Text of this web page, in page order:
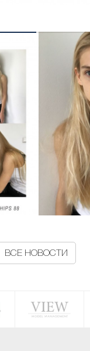
ВСЕ НОВОСТИ